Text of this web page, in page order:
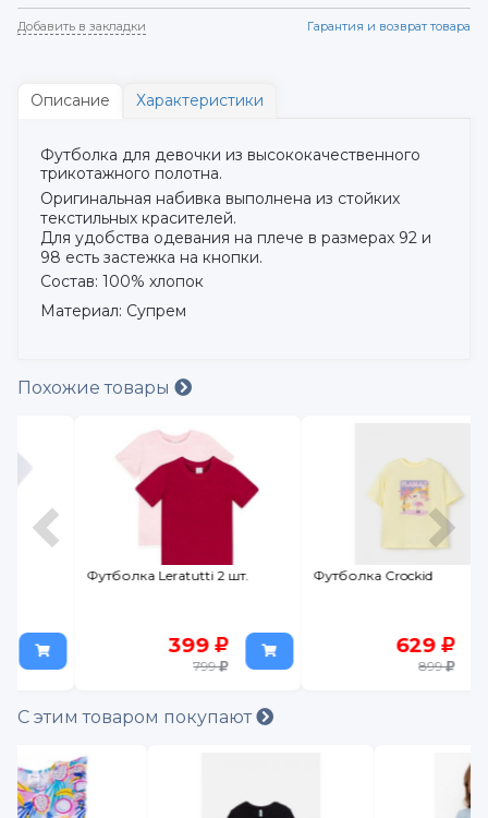
Добавить в закладки Гарантия и возврат товара
Описание Характеристики
Футболка для девочки из высококачественного
трикотажного полотна.
Оригинальная набивка выполнена из стойких
текстильных красителей.
Для удобства одевания на плече в размерах 92 и
98 есть застежка на кнопки.
Состав: 100% хлопок
Материал: Супрем
Похожие товары
Футболка Leratutti 2 шт. Футболка Crockid
С этим товаром покупают